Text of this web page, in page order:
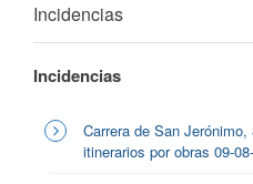
Incidencias
Incidencias
Carrera de San
itinerarios por obras 09-